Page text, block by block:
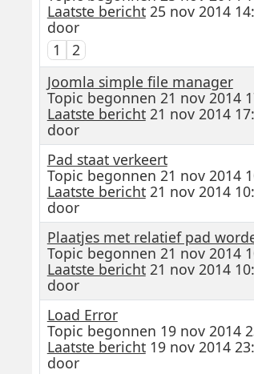
Laatste bericht25 nov 2014
door
1
2
Joomla simple file manager
Topic begonnen 21 nov 2014
Laatste bericht21 nov 2014
door
Pad staat verkeert
Topic begonnen 21 nov 2014
Laatste bericht21 nov 2014
door
Plaatjes met relatief pad
Topic begonnen 21 nov 2014
Laatste bericht21 nov 2014
door
Load Error
Topic begonnen 19 nov 2014
Laatste bericht19 nov 2014
door